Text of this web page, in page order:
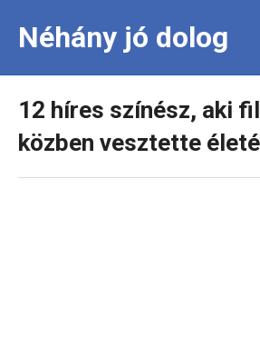
Néhány jó dolog
12 híres színész, aki
közben vesztette